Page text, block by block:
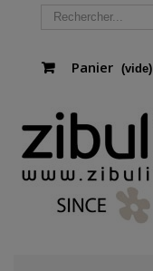
Panier (vide)